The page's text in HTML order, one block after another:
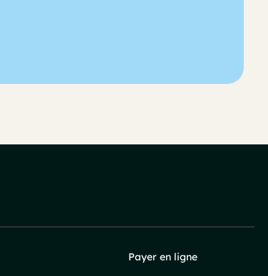
Payer en ligne